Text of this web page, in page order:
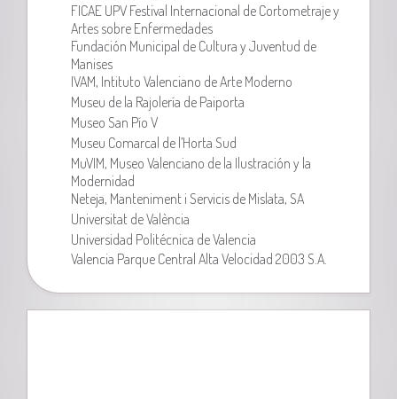
FICAE UPV Festival Internacional de Cortometraje y
Artes sobre Enfermedades
Fundación Municipal de Cultura y Juventud de
Manises
IVAM, Intituto Valenciano de Arte Moderno
Museu de la Rajolería de Paiporta
Museo San Pío V
Museu Comarcal de l’Horta Sud
MuVIM, Museo Valenciano de la Ilustración y la
Modernidad
Neteja, Manteniment i Servicis de Mislata, SA
Universitat de València
Universidad Politécnica de Valencia
Valencia Parque Central Alta Velocidad 2003 S.A.